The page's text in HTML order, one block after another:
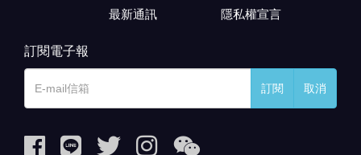
最新通訊
隱私權宣言
訂閱電子報
訂閱 取消